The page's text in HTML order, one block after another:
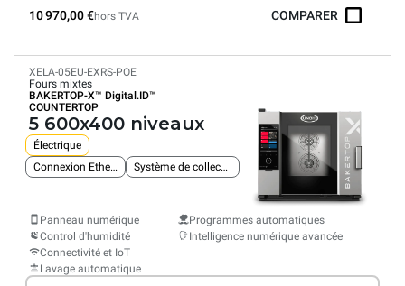
10 970,00 €hors TVA COMPARER
XELA-05EU-EXRS-POE
Fours mixtes
BAKERTOP-X™ Digital.ID™
COUNTERTOP
5 600x400 niveaux
Électrique
Connexion Ethernet intégrée
Système de collecte des graisses
Panneau numérique
Control d'humidité
Connectivité et IoT
Lavage automatique
Programmes automatiques
Intelligence numérique avancée